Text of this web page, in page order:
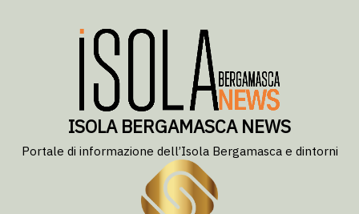
ISOLA BERGAMASCA NEWS
Portale di informazione dell’Isola Bergamasca e dintorni